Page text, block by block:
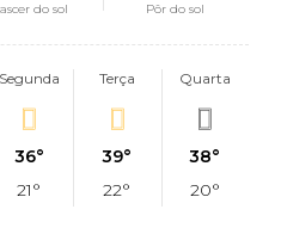
do sol Pôr do sol
Segunda
36°
21°
Terça
39°
22°
Quarta
38°
20°